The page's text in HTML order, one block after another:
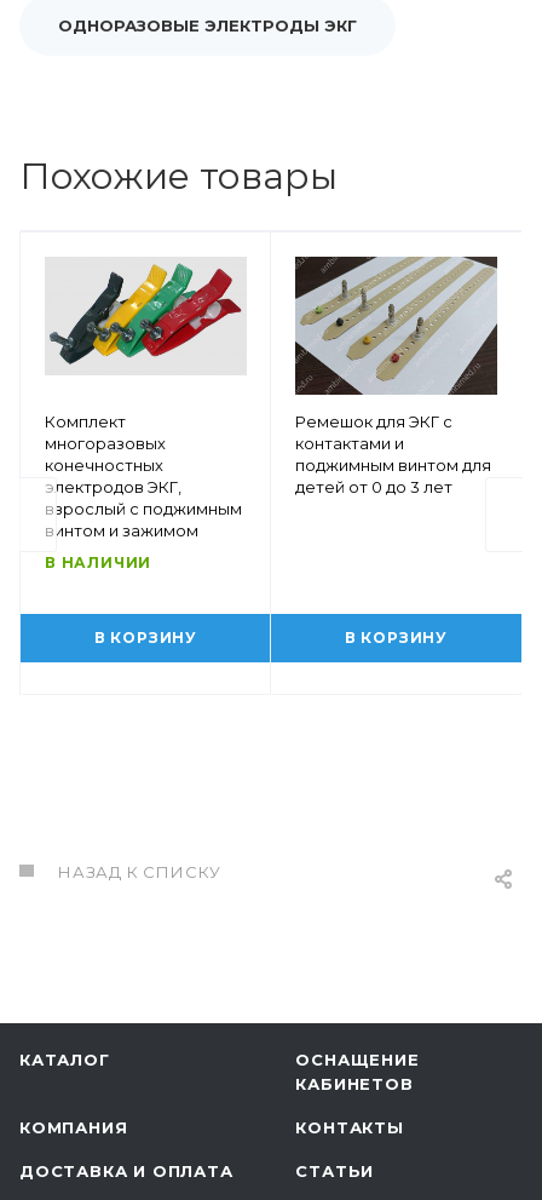
ОДНОРАЗОВЫЕ ЭЛЕКТРОДЫ ЭКГ
Похожие товары
Комплект
многоразовых
конечностных
электродов ЭКГ,
взрослый с поджимным
винтом и зажимом
В НАЛИЧИИ
В КОРЗИНУ
Ремешок для ЭКГ с
контактами и
поджимным винтом для
детей от 0 до 3 лет
В КОРЗИНУ
НАЗАД К СПИСКУ
КАТАЛОГ
ОСНАЩЕНИЕ
КАБИНЕТОВ
КОМПАНИЯ КОНТАКТЫ
ДОСТАВКА И ОПЛАТА СТАТЬИ